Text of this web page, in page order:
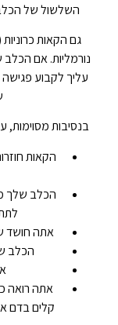
השלשול של הכלב
גם הקאות
נורמליות. אם הכלב
עליך לקבוע פגישה
בנסיבות מסוימות,
הקאות
הכלב שלך
אתה חושד
הכלב
אתה רואה
קלים בדם